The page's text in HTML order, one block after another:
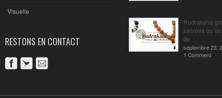
Visuelle
RESTONS EN CONTACT
Rudraksha
sacrées ou
de
septembre 23,
1 Comment